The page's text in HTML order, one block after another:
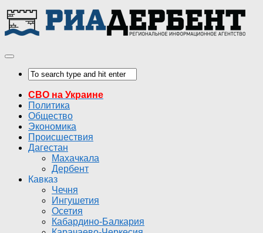
СВО на Украине
Политика
Общество
Экономика
Происшествия
Дагестан
Махачкала
Дербент
Кавказ
Чечня
Ингушетия
Осетия
Кабардино-Балкария